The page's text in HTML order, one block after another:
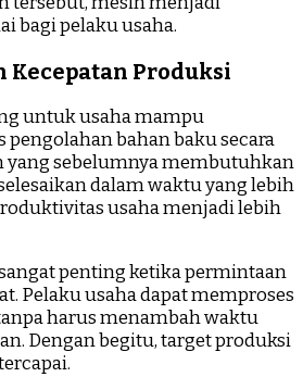
bagi pelaku usaha.
Kecepatan Produksi
untuk usaha mampu
pengolahan bahan baku secara
yang sebelumnya membutuhkan
dalam waktu yang lebih
usaha menjadi lebih
penting ketika permintaan
Pelaku usaha dapat memproses
harus menambah waktu
Dengan begitu, target produksi